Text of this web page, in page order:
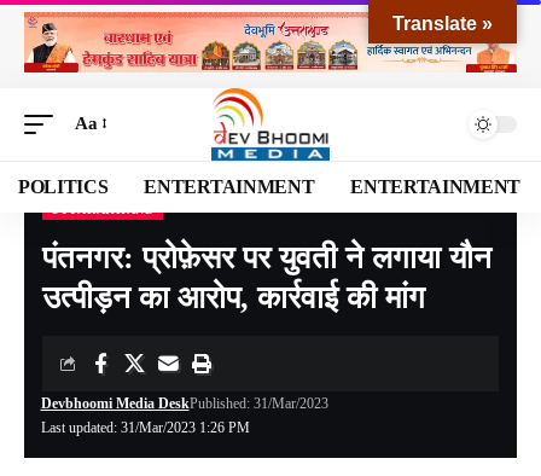
Aa
POLITICS ENTERTAINMENT ENTERTAINMENT
Devbhoomi Media>Blog>NATIONAL >UTTARAKHAND>पंतनगर: प्रोफ़ेसर पर युवती ने लगाया यौन उत्पीड़न का आरोप, कार्रवाई की मांग
पंतनगर: प्रोफ़ेसर पर युवती ने लगाया यौन
उत्पीड़न का आरोप, कार्रवाई की मांग
Last updated: 31/Mar/2023 1:26 PM
Devbhoomi Media DeskPublished: 31/Mar/2023
Translate »